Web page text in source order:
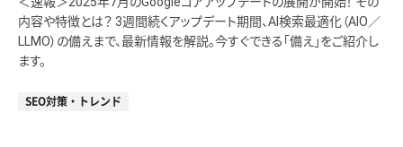
内容や特徴とは？ 3週間続くアップデート期間、AI検索最適化（AIO／
LLMO）の備えまで、最新情報を解説。今すぐできる「備え」をご紹介し
ます。
SEO対策・トレンド